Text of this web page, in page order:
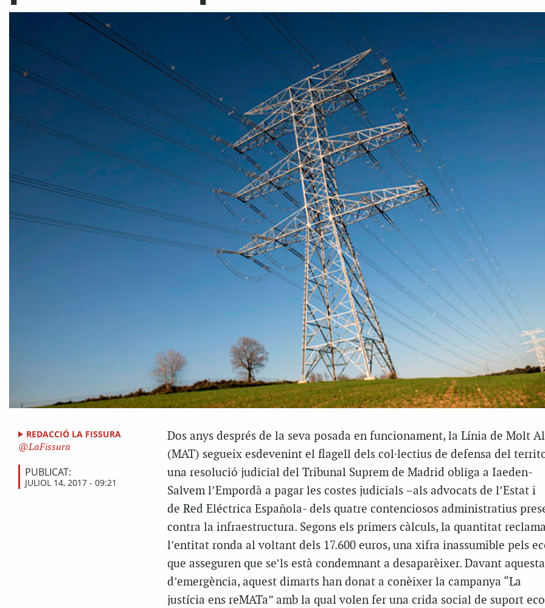
REDACCIÓ LA FISSURA
LaFissura
PUBLICAT:
JULIOL 14, 2017 - 09:21
Dos anys després de la seva posada en funcionament, la Línia de Molt
(MAT) segueix esdevenint el flagell dels col·lectius de defensa del
una resolució judicial del Tribunal Suprem de Madrid obliga a Iaeden-
Salvem l’Empordà a pagar les costes judicials –als advocats de l’Estat i
de Red Eléctrica Española- dels quatre contenciosos administratius
contra la infraestructura. Segons els primers càlculs, la quantitat
l’entitat ronda al voltant dels 17.600 euros, una xifra inassumible pels
que asseguren que se’ls està condemnant a desaparèixer. Davant
d’emergència, aquest dimarts han donat a conèixer la campanya “La
justícia ens reMATa” amb la qual volen fer una crida social de suport